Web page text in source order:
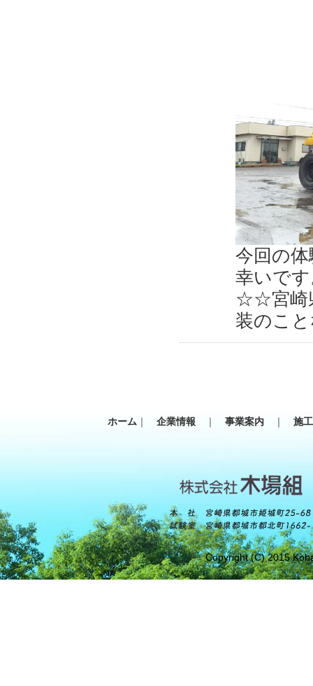
今回の
幸いで
☆☆宮崎
装のこ
ホーム ｜ 企業情報 ｜ 事業案内 ｜ 施
Copyright (C) 2015